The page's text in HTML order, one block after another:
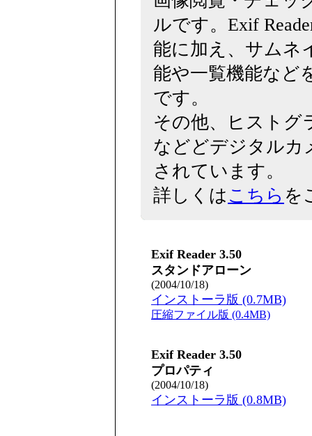
ルです。Exif
能に加え、サムネ
能や一覧機能など
です。
その他、ヒストグ
などどデジタルカ
されています。
詳しくは こちら を
Exif Reader 3.50
スタンドアローン
(2004/10/18)
インストーラ版 (0.7MB)
圧縮ファイル版 (0.4MB)
Exif Reader 3.50
プロパティ
(2004/10/18)
インストーラ版 (0.8MB)